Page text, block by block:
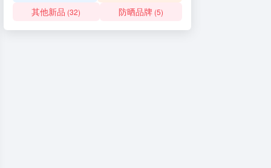
其他新品 (32) 防晒品牌 (5)